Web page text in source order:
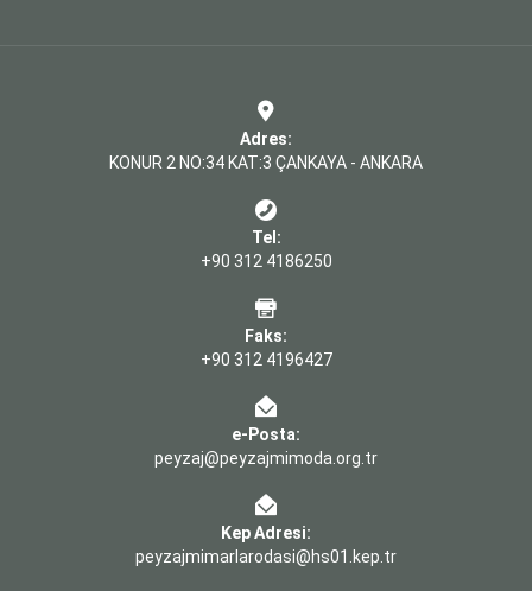
Adres:
KONUR 2 NO:34 KAT:3 ÇANKAYA - ANKARA
Tel:
+90 312 4186250
Faks:
+90 312 4196427
e-Posta:
peyzaj@peyzajmimoda.org.tr
Kep Adresi:
peyzajmimarlarodasi@hs01.kep.tr